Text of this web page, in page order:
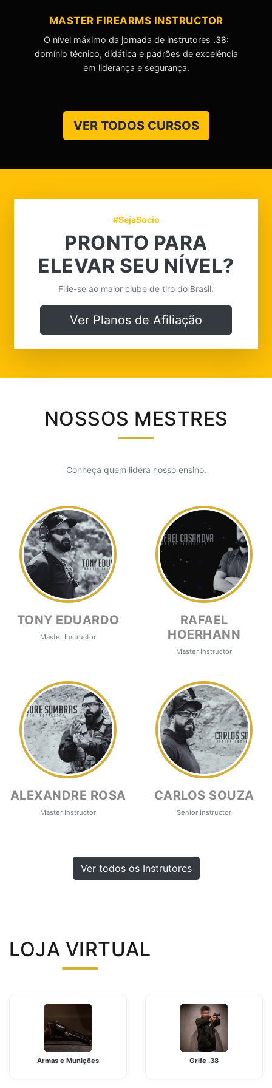
MASTER FIREARMS INSTRUCTOR
O nível máximo da jornada de instrutores .38:
domínio técnico, didática e padrões de excelência
em liderança e segurança.
VER TODOS CURSOS
#SejaSocio
PRONTO PARA
ELEVAR SEU NÍVEL?
Filie-se ao maior clube de tiro do Brasil.
Ver Planos de Afiliação
NOSSOS MESTRES
Conheça quem lidera nosso ensino.
TONY EDUARDO
Master Instructor
RAFAEL
HOERHANN
Master Instructor
ALEXANDRE ROSA
Master Instructor
CARLOS SOUZA
Senior Instructor
Ver todos os Instrutores
LOJA VIRTUAL
Armas e Munições Grife .38